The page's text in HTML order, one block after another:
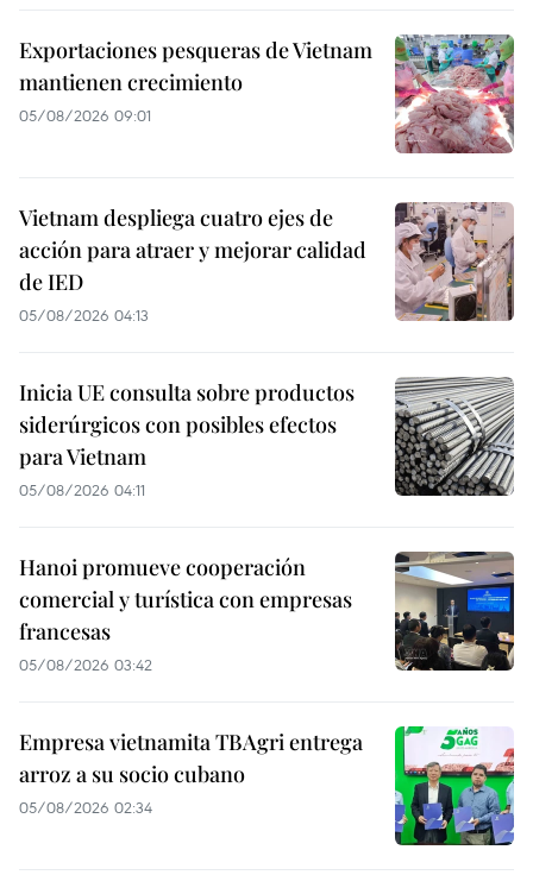
Exportaciones pesqueras de Vietnam
mantienen crecimiento
05/08/2026 09:01
Vietnam despliega cuatro ejes de
acción para atraer y mejorar calidad
de IED
05/08/2026 04:13
Inicia UE consulta sobre productos
siderúrgicos con posibles efectos
para Vietnam
05/08/2026 04:11
Hanoi promueve cooperación
comercial y turística con empresas
francesas
05/08/2026 03:42
Empresa vietnamita TBAgri entrega
arroz a su socio cubano
05/08/2026 02:34